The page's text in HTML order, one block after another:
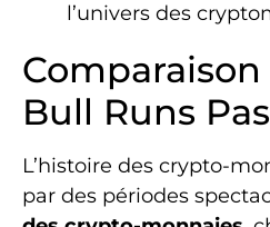
l’univers des
Comparaison
Bull Runs
L’histoire des crypto-
par des périodes